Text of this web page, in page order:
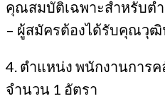
คุณสมบัติเฉพาะสำหรับต
– ผู้สมัครต้องได้รับคุณวุ
4. ตำแหน่ง พนักงานการค
จำนวน 1 อัตรา